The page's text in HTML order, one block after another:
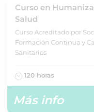
Curso en
Salud
Curso Acreditado por
Formación Continua y
Sanitarios
120 horas
Más info